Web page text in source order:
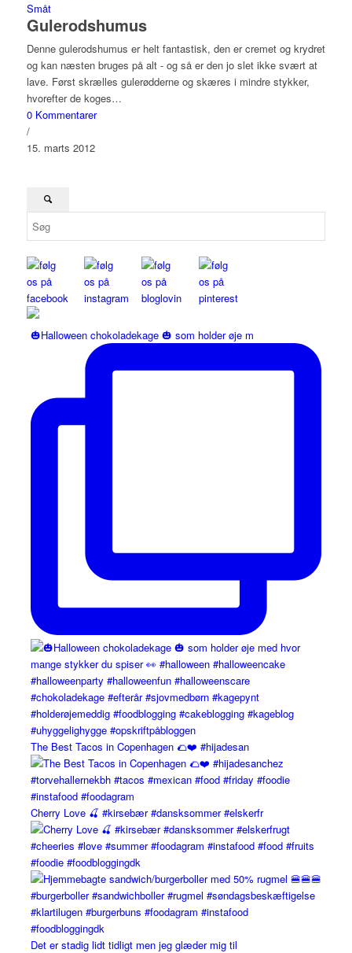
Småt
Gulerodshumus
Denne gulerodshumus er helt fantastisk, den er cremet og krydret
og kan næsten bruges på alt - og så er den jo slet ikke svært at
lave. Først skrælles gulerødderne og skæres i mindre stykker,
hvorefter de koges…
0 Kommentarer
/
15. marts 2012
🎃Halloween chokoladekage 🎃 som holder øje m
The Best Tacos in Copenhagen 🌮❤️ #hijadesan
Cherry Love 🍒 #kirsebær #dansksommer #elskerfr
Det er stadig lidt tidligt men jeg glæder mig til